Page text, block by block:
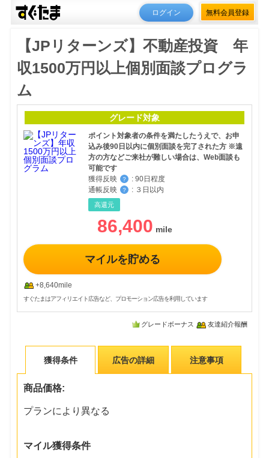
ログイン 無料会員登録
【JPリターンズ】不動産投資 年
収1500万円以上個別面談プログラ
ム
グレード対象
ポイント対象者の条件を満たしたうえで、お申
込み後90日以内に個別面談を完了された方 ※遠
方の方などご来社が難しい場合は、Web面談も
可能です
獲得反映
？ : 90日程度
通帳反映
？ : ３日以内
高還元
86,400
マイルを貯める
+8,640mile
すぐたまはアフィリエイト広告など、プロモーション広告を利用しています
グレードボーナス 友達紹介報酬
獲得条件 広告の詳細 注意事項
商品価格:
プランにより異なる
マイル獲得条件